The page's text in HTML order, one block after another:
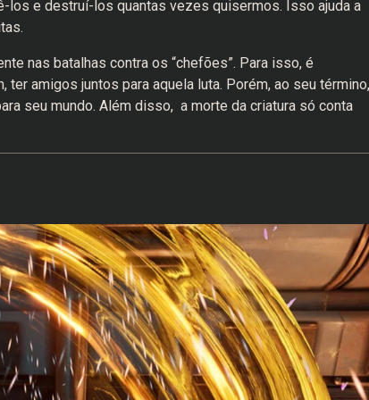
los e destruí-los quantas vezes quisermos. Isso ajuda a
nas batalhas contra os “chefões”. Para isso, é
amigos juntos para aquela luta. Porém, ao seu término,
seu mundo. Além disso, a morte da criatura só conta